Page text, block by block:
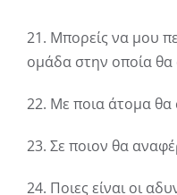
21. Μπορείς να μου
ομάδα στην οποία
22. Με ποια άτομα θα
23. Σε ποιον θα
24. Ποιες είναι οι